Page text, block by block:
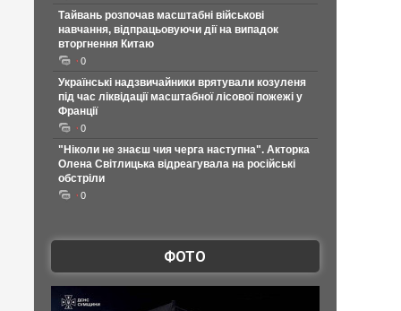
Тайвань розпочав масштабні військові
навчання, відпрацьовуючи дії на випадок
вторгнення Китаю
0
Українські надзвичайники врятували козуленя
під час ліквідації масштабної лісової пожежі у
Франції
0
"Ніколи не знаєш чия черга наступна". Акторка
Олена Світлицька відреагувала на російські
обстріли
0
ФОТО